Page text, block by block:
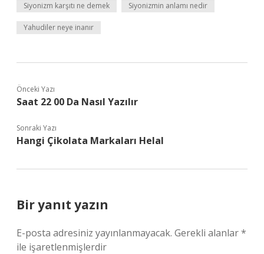
Siyonizm karşıtı ne demek Siyonizmin anlamı nedir
Yahudiler neye inanır
Önceki Yazı
Saat 22 00 Da Nasıl Yazılır
Sonraki Yazı
Hangi Çikolata Markaları Helal
Bir yanıt yazın
E-posta adresiniz yayınlanmayacak. Gerekli alanlar*
ile işaretlenmişlerdir